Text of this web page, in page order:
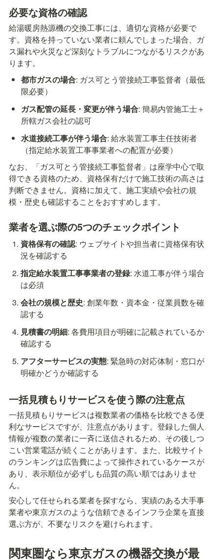
必要な資格の確認
給湯暖房熱源機の交換工事には、適切な資格が必要で
す。資格を持っていない業者に頼んでしまった場合、ガ
ス漏れや火災など深刻なトラブルにつながるリスクがあ
ります。
都市ガスの場合: ガス可とう管接続工事監督者（最低
限必要）
ガス配管の延長・変更が伴う場合: 簡易内管施工士＋
所轄ガス会社の認可
水道接続工事が伴う場合: 給水装置工事主任技術者
（指定給水装置工事事業者への配置が必要）
なお、「ガス可とう管接続工事監督者」は座学中心で取
得できる資格のため、資格保有だけで施工技術の高さは
判断できません。資格に加えて、施工実績や会社の規
模・歴史も確認することをおすすめします。
業者を選ぶ際の5つのチェックポイント
資格保有の確認: ウェブサイトや担当者に資格保有状
況を確認する
指定給水装置工事事業者の登録: 水道工事が伴う場合
は必須
会社の規模と歴史: 創業年数・資本金・従業員数を確
認する
見積書の明細: 各費用項目が明確に記載されているか
確認する
アフターサービスの実態: 緊急時の対応体制・窓口が
明確かどうか確認する
一括見積もりサービスを使う際の注意点
一括見積もりサービスは複数業者の価格を比較できる便
利なサービスですが、注意点があります。登録した個人
情報が複数の業者に一斉に送信されるため、その後しつ
こい営業電話が続くことがあります。また、比較サイト
のランキングは広告費によって操作されているケースが
あり、表示順位が必ずしも品質の高い順ではありませ
ん。
安心して任せられる業者を探すなら、実績のある大手事
業者や東京ガスのような信頼できるインフラ企業を直接
選ぶ方が、不要なリスクを避けられます。
関東圏なら東京ガスの機器交換が最